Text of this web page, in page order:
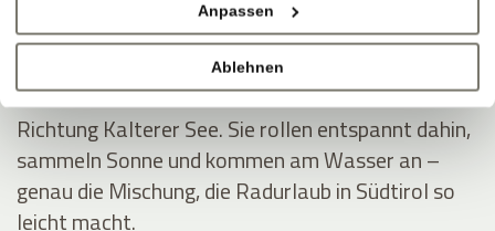
Anpassen
Ablehnen
Kalterer See – durch Weinberge ins Südtirol-
Die Klassiker-Route führt durch die Rebreihen
Richtung Kalterer See. Sie rollen entspannt dahin,
sammeln Sonne und kommen am Wasser an –
genau die Mischung, die Radurlaub in Südtirol so
leicht macht.